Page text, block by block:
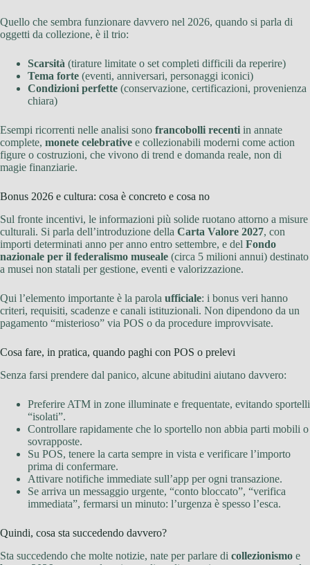
Quello che sembra funzionare davvero nel 2026, quando si parla di
oggetti da collezione, è il trio:
Scarsità (tirature limitate o set completi difficili da reperire)
Tema forte (eventi, anniversari, personaggi iconici)
Condizioni perfette (conservazione, certificazioni, provenienza
chiara)
Esempi ricorrenti nelle analisi sono francobolli recenti in annate
complete, monete celebrative e collezionabili moderni come action
figure o costruzioni, che vivono di trend e domanda reale, non di
magie finanziarie.
Bonus 2026 e cultura: cosa è concreto e cosa no
Sul fronte incentivi, le informazioni più solide ruotano attorno a misure
culturali. Si parla dell’introduzione della Carta Valore 2027, con
importi determinati anno per anno entro settembre, e del Fondo
nazionale per il federalismo museale (circa 5 milioni annui) destinato
a musei non statali per gestione, eventi e valorizzazione.
Qui l’elemento importante è la parola ufficiale: i bonus veri hanno
criteri, requisiti, scadenze e canali istituzionali. Non dipendono da un
pagamento “misterioso” via POS o da procedure improvvisate.
Cosa fare, in pratica, quando paghi con POS o prelevi
Senza farsi prendere dal panico, alcune abitudini aiutano davvero:
Preferire ATM in zone illuminate e frequentate, evitando sportelli
“isolati”.
Controllare rapidamente che lo sportello non abbia parti mobili o
sovrapposte.
Su POS, tenere la carta sempre in vista e verificare l’importo
prima di confermare.
Attivare notifiche immediate sull’app per ogni transazione.
Se arriva un messaggio urgente, “conto bloccato”, “verifica
immediata”, fermarsi un minuto: l’urgenza è spesso l’esca.
Quindi, cosa sta succedendo davvero?
Sta succedendo che molte notizie, nate per parlare di collezionismo e